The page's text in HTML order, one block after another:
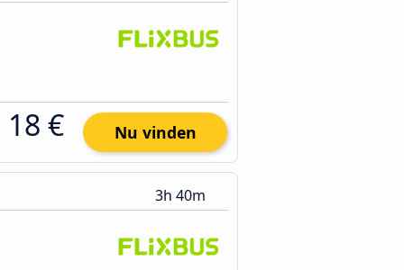
18 € Nu vinden
3h 40m